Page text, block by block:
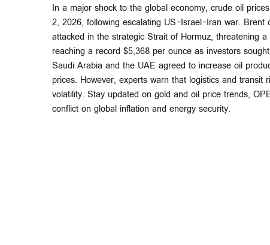
In a major shock to the global economy, crude oil
2, 2026, following escalating US-Israel-Iran war.
attacked in the strategic Strait of Hormuz, threatening
reaching a record $5,368 per ounce as investors
Saudi Arabia and the UAE agreed to increase oil
prices. However, experts warn that logistics and
volatility. Stay updated on gold and oil price trends,
conflict on global inflation and energy security.